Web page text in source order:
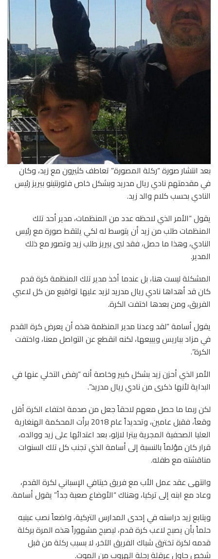
بعد انتشار صورة “ركلة المصورة” تعاطف كثيرون مع زيد، وكان
في مقدمتهم نادي ريال مدريد وبشكل خاص فلورنتينو بيريز رئيس
النادي بحسب كلام والد زيد.
يقول “الأمر الذي لاحظه عدد من المنظمات، مدير أحد تلك
المنظمات طلب من زيد أن يتوسط له لكي يلتقط صورة مع رئيس
النادي، وهذا ما حصل، فقد لبى بيريز طلب زيد وتصور مع ذلك
المدير.
المشكلة ليست هنا، بل عندما أخذ مدير تلك المنظمة كرة قدم
كان قد أهداها نادي ريال مدريد لزيد عليها تواقيع من كل لاعبي
الفريق، ومن بعدها اختفت الكرة.
يقول أسامة “لقد وعدنا مدير المنظمة هذه أن يعرض كرة القدم
في مزاد بباريس ويبيعها، لكنه انقطع عن التواصل معنا، واختفت
الكرة”.
الأمر الذي أحزن زيد بشكل كبير وخاصة أنه “رفض التخلي عنها في
البداية لأنها ذكرى من نادي ريال مدريد”.
لكن ربما ما حصل معهم لاحقاً جعل من صدمة اختفاء الكرة أقل
وقعاً، فقبل عامين، وتحديداً عام 2018 برأت المحكمة الهنغارية
العليا الصحفية المجرية بيترا لازلو، بعد اعتدائها على زيد ووالده،
قرار كان مؤلماً بالنسبة إلى أسامة الذي تجنب كل تلك السنوات
مناقشته مع طفله.
وانتهى عقد عمل الأب مع فريق خيتافي الإسباني لكرة القدم،
وعاد مع ابنه إلى تركيا، وهناك “الأوضاع صعبة جداً” يقول أسامة.
ويتابع زيد دراسته في إحدى المدارس التركية، واضعاً نصب عينيه
حلماً بأن يصبح لاعب كرة قدم، ليصبح مشهوراً هذه المرة بركلة
قدمه لكرة تخترق شباك الفريق الآخر، لا بسبب ركلة من قبل
شخص حاول عرقلة رحلة الهروب من الموت.